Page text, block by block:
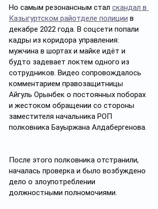
Но самым резонансным стал скандал в
Казыгуртском райотделе полиции в
декабре 2022 года. В соцсети попали
кадры из коридора управления:
мужчина в шортах и майке идёт и
будто задевает локтем одного из
сотрудников. Видео сопровождалось
комментарием правозащитницы
Айгуль Орынбек о постоянных поборах
и жестоком обращении со стороны
заместителя начальника РОП
полковника Бауыржана Алдабергенова.
После этого полковника отстранили,
началась проверка и было возбуждено
дело о злоупотреблении
должностными полномочиями.